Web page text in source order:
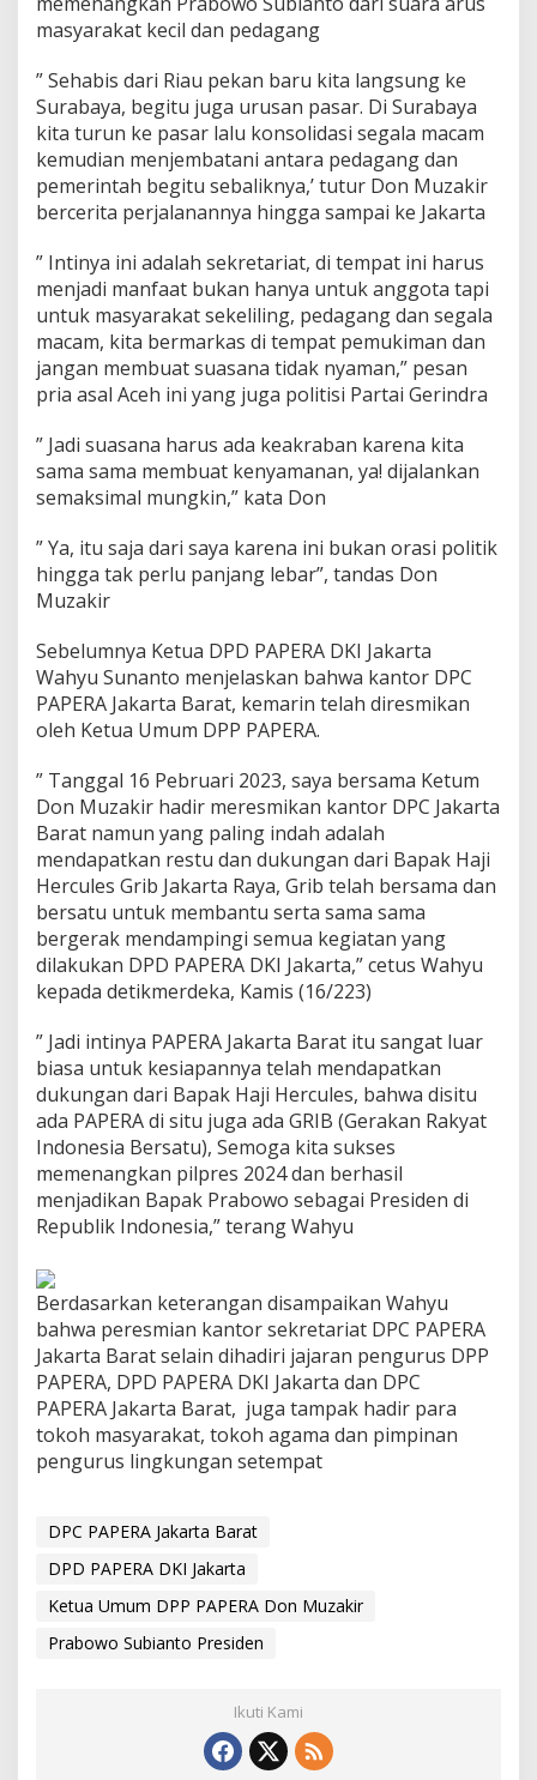
s
m
k
a
n
,
K
e
t
D
o
n
M
z
a
i
r
W
l
a
e
i
l
T
i
S
e
m
a
n
g
a
t
H
a
u
s
B
e
s
a
r
masyarakat kecil dan pedagang
” Sehabis dari Riau pekan baru kita langsung ke
Surabaya, begitu juga urusan pasar. Di Surabaya
kita turun ke pasar lalu konsolidasi segala macam
kemudian menjembatani antara pedagang dan
pemerintah begitu sebaliknya,’ tutur Don Muzakir
bercerita perjalanannya hingga sampai ke Jakarta
” Intinya ini adalah sekretariat, di tempat ini harus
menjadi manfaat bukan hanya untuk anggota tapi
untuk masyarakat sekeliling, pedagang dan segala
macam, kita bermarkas di tempat pemukiman dan
jangan membuat suasana tidak nyaman,” pesan
pria asal Aceh ini yang juga politisi Partai Gerindra
” Jadi suasana harus ada keakraban karena kita
sama sama membuat kenyamanan, ya! dijalankan
semaksimal mungkin,” kata Don
” Ya, itu saja dari saya karena ini bukan orasi politik
hingga tak perlu panjang lebar”, tandas Don
Muzakir
Sebelumnya Ketua DPD PAPERA DKI Jakarta
Wahyu Sunanto menjelaskan bahwa kantor DPC
PAPERA Jakarta Barat, kemarin telah diresmikan
oleh Ketua Umum DPP PAPERA.
” Tanggal 16 Pebruari 2023, saya bersama Ketum
Don Muzakir hadir meresmikan kantor DPC Jakarta
Barat namun yang paling indah adalah
mendapatkan restu dan dukungan dari Bapak Haji
Hercules Grib Jakarta Raya, Grib telah bersama dan
bersatu untuk membantu serta sama sama
bergerak mendampingi semua kegiatan yang
dilakukan DPD PAPERA DKI Jakarta,” cetus Wahyu
kepada detikmerdeka, Kamis (16/223)
” Jadi intinya PAPERA Jakarta Barat itu sangat luar
biasa untuk kesiapannya telah mendapatkan
dukungan dari Bapak Haji Hercules, bahwa disitu
ada PAPERA di situ juga ada GRIB (Gerakan Rakyat
Indonesia Bersatu), Semoga kita sukses
memenangkan pilpres 2024 dan berhasil
menjadikan Bapak Prabowo sebagai Presiden di
Republik Indonesia,” terang Wahyu
Berdasarkan keterangan disampaikan Wahyu
bahwa peresmian kantor sekretariat DPC PAPERA
Jakarta Barat selain dihadiri jajaran pengurus DPP
PAPERA, DPD PAPERA DKI Jakarta dan DPC
PAPERA Jakarta Barat, juga tampak hadir para
tokoh masyarakat, tokoh agama dan pimpinan
pengurus lingkungan setempat
DPC PAPERA Jakarta Barat
DPD PAPERA DKI Jakarta
Ketua Umum DPP PAPERA Don Muzakir
Prabowo Subianto Presiden
Ikuti Kami